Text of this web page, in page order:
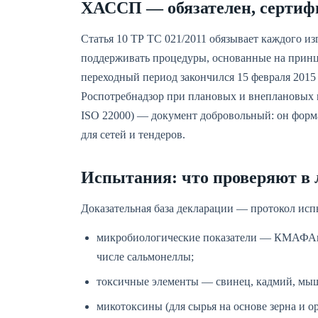
ХАССП — обязателен,
Статья 10 ТР ТС 021/2011 обязывает каждого
поддерживать процедуры, основанные на
переходный период закончился 15 февраля
Роспотребнадзор при плановых и
ISO 22000) — документ добровольный: он
для сетей и тендеров.
Испытания: что проверяют в
Доказательная база декларации — протокол
микробиологические показатели —
числе сальмонеллы;
токсичные элементы — свинец, кадмий,
микотоксины (для сырья на основе зерна и